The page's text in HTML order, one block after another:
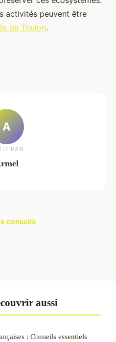
activités peuvent être
de Toulon.
A
PAR
conseils
aussi
: Conseils essentiels